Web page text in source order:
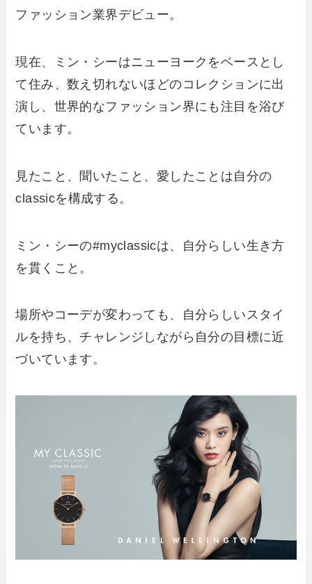
ファッション業界デビュー。
現在、ミン・シーはニューヨークをベースとし
て住み、数え切れないほどのコレクションに出
演し、世界的なファッション界にも注目を浴び
ています。
見たこと、聞いたこと、愛したことは自分の
classicを構成する。
ミン・シーの#myclassicは、自分らしい生き方
を貫くこと。
場所やコーデが変わっても、自分らしいスタイ
ルを持ち、チャレンジしながら自分の目標に近
づいています。